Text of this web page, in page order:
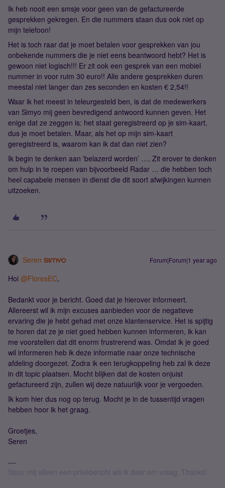
Ik heb nooit een smsje voor geen van de gefactureerde
gesprekken gekregen. En die nummers staan dus ook niet op
mijn telefoon!
Het is toch raar dat je moet betalen voor gesprekken van jou
onbekende nummers die je niet eens beantwoord hebt? Het is
gewoon niet logisch!!! Er zit ook een gesprek van een mobiel
nummer in voor ruim 30 euro!! Alle andere gesprekken duren
meestal niet langer dan zes seconden en kosten € 2,54!!
Waar ik het meest in teleurgesteld ben, is dat de medewerkers
van Simyo mij geen bevredigend antwoord kunnen geven. Het
enige dat ze zeggen is: het staat geregistreerd op je sim-kaart,
dus je moet betalen. Maar, als het op mijn sim-kaart
geregistreerd is, waarom kan ik dat dan niet zien?
Ik begin te denken aan 'belazerd worden’ …. Zit erover te denken
om hulp in te roepen van bijvoorbeeld Radar … die hebben toch
heel capabele mensen in dienst die dit soort afwijkingen kunnen
uitzoeken.
Seren Forum|Forum|1 year ago
Hoi ​ @FloresEC,
Bedankt voor je bericht. Goed dat je hierover informeert.
Allereerst wil ik mijn excuses aanbieden voor de negatieve
ervaring die je hebt gehad met onze klantenservice. Het is spijtig
te horen dat ze je niet goed hebben kunnen informeren, ik kan
me voorstellen dat dit enorm frustrerend was. Omdat ik je goed
wil informeren heb ik deze informatie naar onze technische
afdeling doorgezet. Zodra ik een terugkoppeling heb zal ik deze
in dit topic plaatsen. Mocht blijken dat de kosten onjuist
gefactureerd zijn, zullen wij deze natuurlijk voor je vergoeden.
Ik kom hier dus nog op terug. Mocht je in de tussentijd vragen
hebben hoor ik het graag.
Groetjes,
Seren
Stuur mij alleen een privébericht als ik daar om vraag. Thanks!